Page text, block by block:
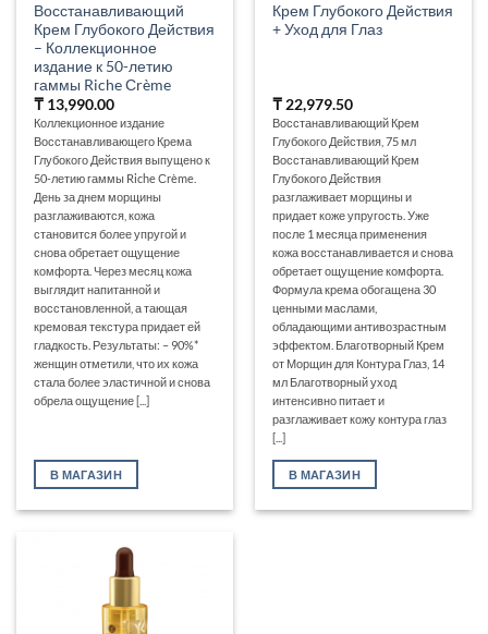
Восстанавливающий
Крем Глубокого Действия
– Коллекционное
издание к 50-летию
гаммы Riche Сrème
₸ 13,990.00
Коллекционное издание
Восстанавливающего Крема
Глубокого Действия выпущено к
50-летию гаммы Riche Сrème.
День за днем морщины
разглаживаются, кожа
становится более упругой и
снова обретает ощущение
комфорта. Через месяц кожа
выглядит напитанной и
восстановленной, а тающая
кремовая текстура придает ей
гладкость. Результаты: – 90%*
женщин отметили, что их кожа
стала более эластичной и снова
обрела ощущение [...]
В МАГАЗИН
Крем Глубокого Действия
+ Уход для Глаз
₸ 22,979.50
Восстанавливающий Крем
Глубокого Действия, 75 мл
Восстанавливающий Крем
Глубокого Действия
разглаживает морщины и
придает коже упругость. Уже
после 1 месяца применения
кожа восстанавливается и снова
обретает ощущение комфорта.
Формула крема обогащена 30
ценными маслами,
обладающими антивозрастным
эффектом. Благотворный Крем
от Морщин для Контура Глаз, 14
мл Благотворный уход
интенсивно питает и
разглаживает кожу контура глаз
[...]
В МАГАЗИН